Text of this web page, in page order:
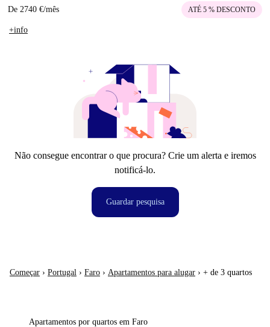
De 2740 €/mês ATÉ 5 % DESCONTO
+info
Não consegue encontrar o que procura? Crie um alerta e iremos
notificá-lo.
Guardar pesquisa
Começar › Portugal › Faro › Apartamentos para alugar › + de 3 quartos
Apartamentos por quartos em Faro